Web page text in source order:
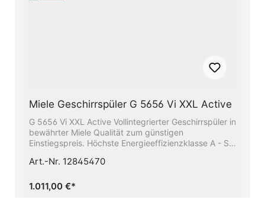
Miele Geschirrspüler G 5656 Vi XXL Active
G 5656 Vi XXL Active Vollintegrierter Geschirrspüler in
bewährter Miele Qualität zum günstigen
Einstiegspreis. Höchste Energieeffizienzklasse A - Sie
Ergebnisse in weniger als einer Stunde -
Hilfe des Miele-WarmwasseranschlussesFlexible
Art.-Nr. 12845470
1.011,00 €*